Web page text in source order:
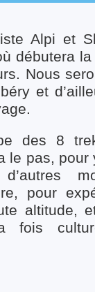
Alpi et
débutera
Nous
et
des 8
le pas, pour
pour
altitude,
fois